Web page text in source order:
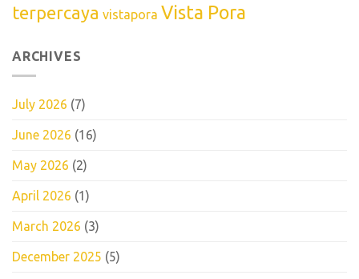
terpercaya vistapora Vista Pora
ARCHIVES
July 2026 (7)
June 2026 (16)
May 2026 (2)
April 2026 (1)
March 2026 (3)
December 2025 (5)